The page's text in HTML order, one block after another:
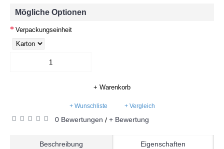
Mögliche Optionen
Verpackungseinheit
+ Warenkorb
+ Wunschliste + Vergleich
0 Bewertungen / + Bewertung
Beschreibung Eigenschaften